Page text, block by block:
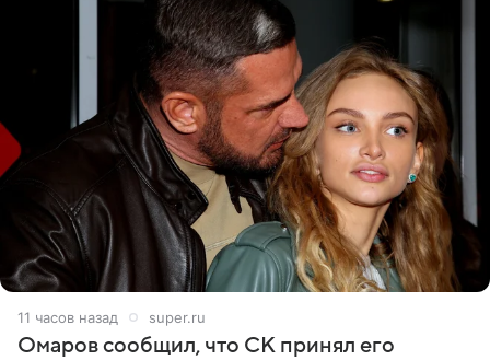
11 часов назад super.ru
Омаров сообщил, что СК принял его